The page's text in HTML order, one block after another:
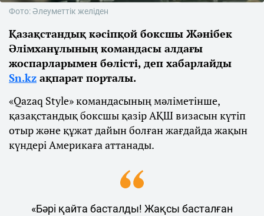
Фото: Әлеуметтік желіден
Қазақстандық кәсіпқой боксшы Жәнібек
Әлімханұлының командасы алдағы
жоспарларымен бөлісті, деп хабарлайды
Sn.kz ақпарат порталы.
«Qazaq Style» командасының мәліметінше,
қазақстандық боксшы қазір АҚШ визасын күтіп
отыр және құжат дайын болған жағдайда жақын
күндері Америкаға аттанады.
«Бәрі қайта басталды! Жақсы басталған